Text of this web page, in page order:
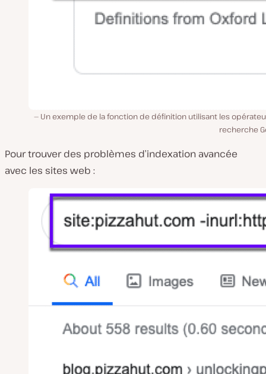
Un exemple de la fonction de définition utilisant les
recherche
Pour trouver des problèmes d’indexation avancée
avec les sites web :